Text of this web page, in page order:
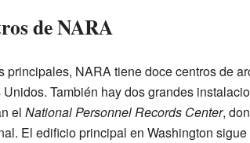
de NARA
principales, NARA tiene doce centros de
También hay dos grandes
el National Personnel Records Center,
El edificio principal en Washington sigue